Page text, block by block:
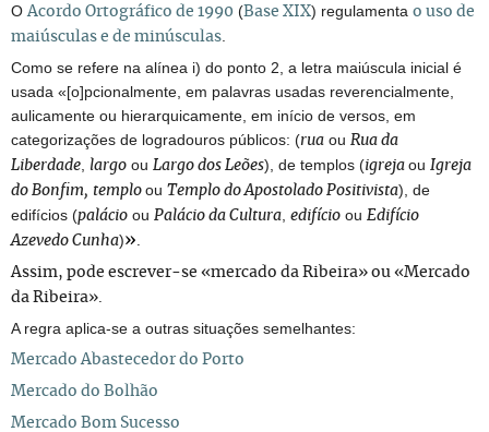
O Acordo Ortográfico de 1990 (Base XIX) regulamenta o uso de
maiúsculas e de minúsculas
Como se refere na alínea i) do ponto 2, a letra maiúscula inicial é
usada «[o]pcionalmente, em palavras usadas reverencialmente,
aulicamente ou hierarquicamente, em início de versos, em
categorizações de logradouros públicos: (rua ou Rua da
Liberdade
largo ou Largo dos Leões), de templos (igreja ou Igreja
do Bonfim, templo ou Templo do Apostolado Positivista), de
edifícios (palácio ou Palácio da Cultura edifício ou Edifício
Azevedo Cunha)».
Assim, pode escrever-se «mercado da Ribeira» ou «Mercado
da Ribeira».
A regra aplica-se a outras situações semelhantes:
Mercado Abastecedor do Porto
Mercado do Bolhão
Mercado Bom Sucesso